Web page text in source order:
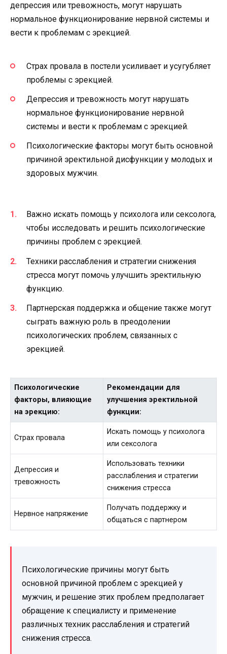
депрессия или тревожность, могут нарушать
нормальное функционирование нервной системы и
вести к проблемам с эрекцией.
Страх провала в постели усиливает и усугубляет
проблемы с эрекцией.
Депрессия и тревожность могут нарушать
нормальное функционирование нервной
системы и вести к проблемам с эрекцией.
Психологические факторы могут быть основной
причиной эректильной дисфункции у молодых и
здоровых мужчин.
Важно искать помощь у психолога или сексолога,
чтобы исследовать и решить психологические
причины проблем с эрекцией.
Техники расслабления и стратегии снижения
стресса могут помочь улучшить эректильную
функцию.
Партнерская поддержка и общение также могут
сыграть важную роль в преодолении
психологических проблем, связанных с
эрекцией.
Психологические
факторы, влияющие
на эрекцию:
Рекомендации для
улучшения эректильной
функции:
Страх провала
Искать помощь у психолога
или сексолога
Депрессия и
тревожность
Использовать техники
расслабления и стратегии
снижения стресса
Нервное напряжение
Получать поддержку и
общаться с партнером
Психологические причины могут быть
основной причиной проблем с эрекцией у
мужчин, и решение этих проблем предполагает
обращение к специалисту и применение
различных техник расслабления и стратегий
снижения стресса.